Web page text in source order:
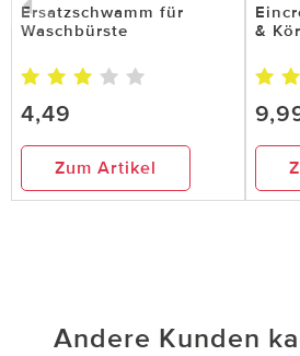
Ersatzschwamm für
Waschbürste
4,49
Zum Artikel
&
Andere Kunden